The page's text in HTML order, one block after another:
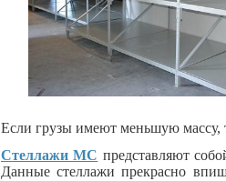
Если грузы имеют меньшую массу,
Стеллажи МС представляют
Данные стеллажи прекрасно